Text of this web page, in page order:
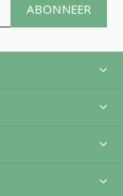
ABONNEER